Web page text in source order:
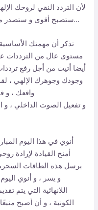
لأن التردد النقي لروحك
ستصبح أقوى و ستصدر مجالات طاقية أكثر قوة في المستقبل…
تذكر أن مهمتك
مستوى عال من الترددات
أيضا أتيت من أجل رفع
وجودك وجوهرك الإلهي ،
واقعك ، و
و تفعيل الصوت الداخلي ، و
أنوي في هذا اليوم
أمنح القيادة لإرادة
يرسل هذه الطاقات
و يسر ، و أنوي
اللانهائية التي يتم
الكونية ، و أن أصبح